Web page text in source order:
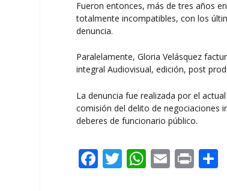
Fueron entonces, más de tres años
totalmente incompatibles, con los
denuncia.
Paralelamente, Gloria Velásquez
integral Audiovisual, edición, post
La denuncia fue realizada por el
comisión del delito de negociaciones
deberes de funcionario público.
F
ac
T
w
W
h
E
m
Pr
in